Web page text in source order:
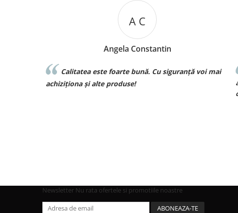
M B
Mariana Biza
Sunt superbebe toate hainutele ce le am
achizitionat de la voi si de o calitate excelenta voi reveni
Newsletter Nu rata ofertele si promotiile noastre